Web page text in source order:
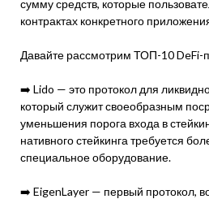
сумму средств, которые
контрактах конкретного
Давайте рассмотрим ТОП-10 DeFi-
➡️ Lido — это протокол для
который служит своеобразным
уменьшения порога входа в
нативного стейкинга требуется
специальное оборудование.
➡️ EigenLayer — первый протокол,